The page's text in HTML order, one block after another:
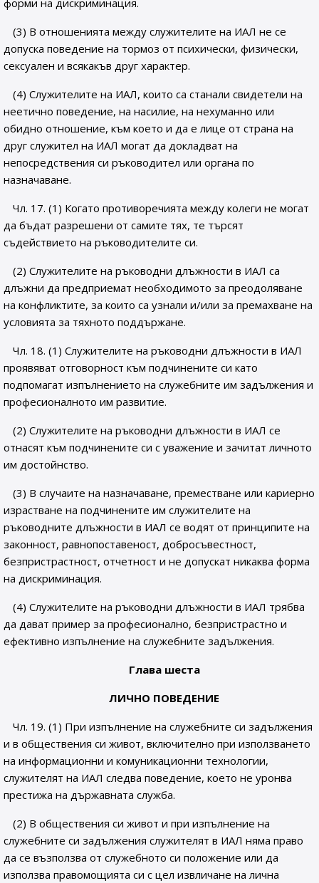
форми на дискриминация.
(3) В отношенията между служителите на ИАЛ не се
допуска поведение на тормоз от психически, физически,
сексуален и всякакъв друг характер.
(4) Служителите на ИАЛ, които са станали свидетели на
неетично поведение, на насилие, на нехуманно или
обидно отношение, към което и да е лице от страна на
друг служител на ИАЛ могат да докладват на
непосредствения си ръководител или органа по
назначаване.
Чл. 17. (1) Когато противоречията между колеги не могат
да бъдат разрешени от самите тях, те търсят
съдействието на ръководителите си.
(2) Служителите на ръководни длъжности в ИАЛ са
длъжни да предприемат необходимото за преодоляване
на конфликтите, за които са узнали и/или за премахване на
условията за тяхното поддържане.
Чл. 18. (1) Служителите на ръководни длъжности в ИАЛ
проявяват отговорност към подчинените си като
подпомагат изпълнението на служебните им задължения и
професионалното им развитие.
(2) Служителите на ръководни длъжности в ИАЛ се
отнасят към подчинените си с уважение и зачитат личното
им достойнство.
(3) В случаите на назначаване, преместване или кариерно
израстване на подчинените им служителите на
ръководните длъжности в ИАЛ се водят от принципите на
законност, равнопоставеност, добросъвестност,
безпристрастност, отчетност и не допускат никаква форма
на дискриминация.
(4) Служителите на ръководни длъжности в ИАЛ трябва
да дават пример за професионално, безпристрастно и
ефективно изпълнение на служебните задължения.
Глава шеста
ЛИЧНО ПОВЕДЕНИЕ
Чл. 19. (1) При изпълнение на служебните си задължения
и в обществения си живот, включително при използването
на информационни и комуникационни технологии,
служителят на ИАЛ следва поведение, което не уронва
престижа на държавната служба.
(2) В обществения си живот и при изпълнение на
служебните си задължения служителят в ИАЛ няма право
да се възползва от служебното си положение или да
използва правомощията си с цел извличане на лична